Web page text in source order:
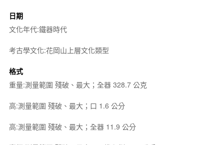
日期
文化年代:鐵器時代
考古學文化:花岡山上層文化類型
格式
重量:測量範圍 殘破、最大；全器 328.7 公克
高:測量範圍 殘破、最大；口 1.6 公分
高:測量範圍 殘破、最大；全器 11.9 公分